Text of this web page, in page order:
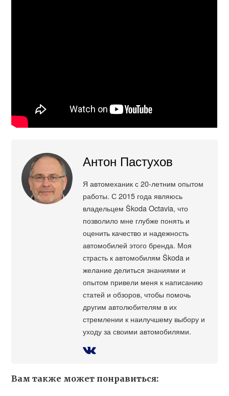
Антон Пастухов
Я автомеханик с 20-летним опытом
работы. С 2015 года являюсь
владельцем Škoda Octavia, что
позволило мне глубже понять и
оценить качество и надежность
автомобилей этого бренда. Моя
страсть к автомобилям Škoda и
желание делиться знаниями и
опытом привели меня к написанию
статей и обзоров, чтобы помочь
другим автолюбителям в их
стремлении к наилучшему выбору и
уходу за своими автомобилями.
Вам также может понравиться: